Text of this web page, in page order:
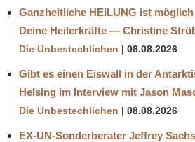
Ganzheitliche HEILUNG ist
Deine Heilerkräfte — Christine
Die Unbestechlichen 08.08.2026
Gibt es einen Eiswall in der
Helsing im Interview mit Jason
Die Unbestechlichen 08.08.2026
EX-UN-Sonderberater Jeffrey